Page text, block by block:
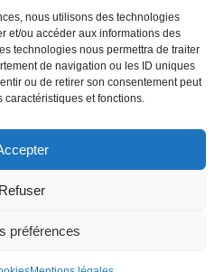
nous utilisons des technologies
et/ou accéder aux informations des
technologies nous permettra de traiter
de navigation ou les ID uniques
ou de retirer son consentement peut
caractéristiques et fonctions.
Refuser
préférences